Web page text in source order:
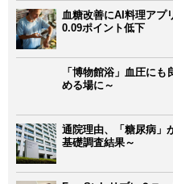
血糖改善にAI料理ア
0.09ポイント低下
「博物館浴」血圧に
める場に～
通院理由、「糖尿病
基礎調査結果～